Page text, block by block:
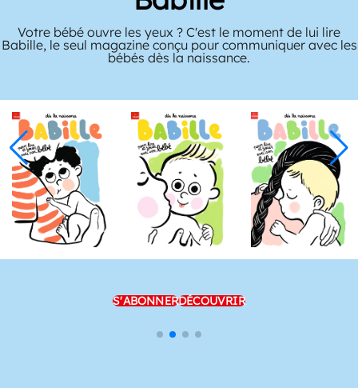
Votre bébé ouvre les yeux ? C'est le moment de lui lire
Babille, le seul magazine conçu pour communiquer avec les
bébés dès la naissance.
S'ABONNERDÉCOUVRIR